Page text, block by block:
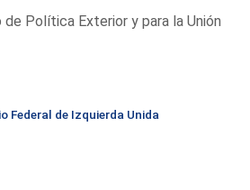
Política Exterior y para la Unión
Federal de Izquierda Unida